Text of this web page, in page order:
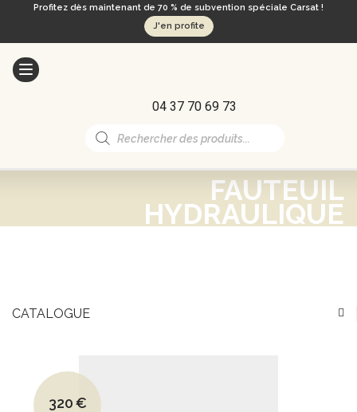
Profitez dès maintenant de 70 % de subvention spéciale Carsat !
J'en profite
04 37 70 69 73
Recherche
de
FAUTEUIL
HYDRAULIQUE
CATALOGUE
Le prix initial était : 500€.
320€